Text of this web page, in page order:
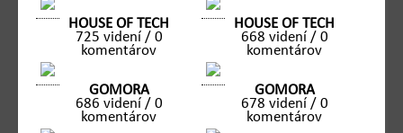
HOUSE OF TECH
725 videní / 0
komentárov
HOUSE OF TECH
668 videní / 0
komentárov
GOMORA
686 videní / 0
komentárov
GOMORA
678 videní / 0
komentárov